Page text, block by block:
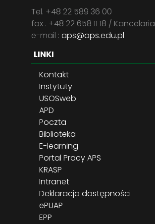
Tel. +48 22 589 36 00
fax . +48 22 658 11 18 / Kancelaria
e-mail : aps@aps.edu.pl
LINKI
Kontakt
Instytuty
USOSweb
APD
Poczta
Biblioteka
E-learning
Portal Pracy APS
KRASP
Intranet
Deklaracja dostępności
ePUAP
EPP